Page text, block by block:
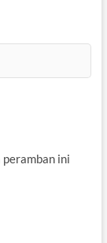
peramban ini